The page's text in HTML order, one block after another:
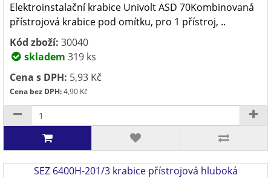
Elektroinstalační krabice Univolt ASD 70Kombinovaná
přístrojová krabice pod omítku, pro 1 přístroj, ..
Kód zboží: 30040
skladem 319 ks
Cena s DPH: 5,93 Kč
Cena bez DPH:4,90 Kč
SEZ 6400H-201/3 krabice přístrojová hluboká